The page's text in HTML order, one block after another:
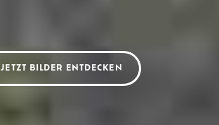
JETZT BILDER ENTDECKEN